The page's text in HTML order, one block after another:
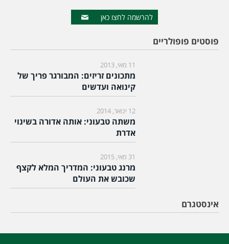
להרשמה לחצו כאן
פוסטים פופולריים
11 מאי, 2013
מתכונים זריזים: המבורגר פריך של
קינואה ועדשים
12 ינואר, 2014
משתה טבעוני: אותה אדורה בשינוי
אדרת
31 מאי, 2015
מרנג טבעוני: המדריך המלא לקצף
שכובש את העולם
אינסטגרם